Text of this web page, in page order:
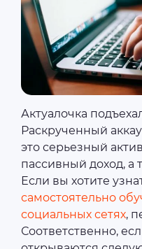
Актуалочка
Раскрученный
это серьезный
пассивный доход, а
Если вы хотите
самостоятельно
социальных сетях,
Соответственно,